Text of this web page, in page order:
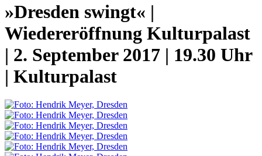
»Dresden swingt« |
Wiedereröffnung Kulturpalast
| 2. September 2017 | 19.30 Uhr
| Kulturpalast